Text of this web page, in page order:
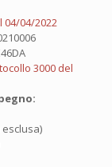
04/04/2022
3000 del